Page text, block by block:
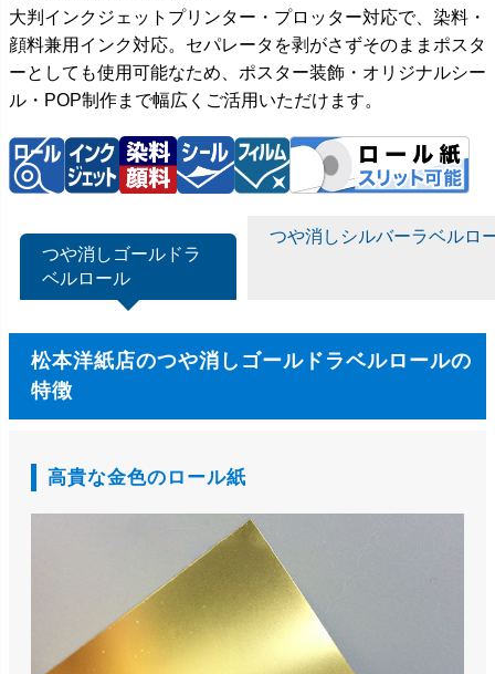
大判インクジェットプリンター・プロッター対応で、染料・
顔料兼用インク対応。セパレータを剥がさずそのままポスタ
ーとしても使用可能なため、ポスター装飾・オリジナルシー
ル・POP制作まで幅広くご活用いただけます。
つや消しゴールドラ
ベルロール
つや消しシルバーラベルロ
松本洋紙店のつや消しゴールドラベルロールの
特徴
高貴な金色のロール紙